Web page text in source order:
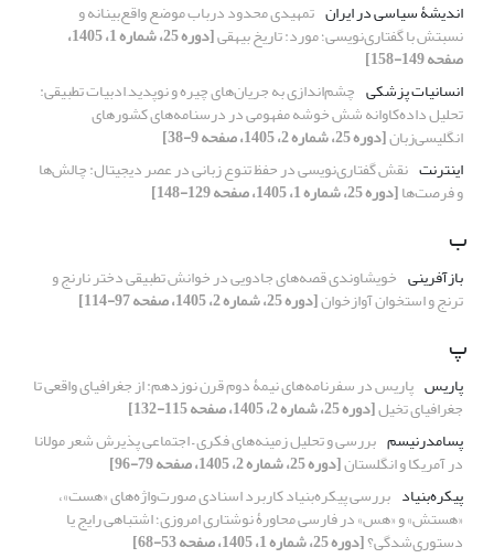
اندیشۀ سیاسی در ایران تمهیدی محدود درباب موضع واقع‌بینانه و
نسبتش با گفتاری‌نویسی؛ مورد: تاریخ بیهقی [دوره 25، شماره 1، 1405،
صفحه 149-158]
انسانیات پزشکی چشم‌اندازی به جریان‌های چیره و نوپدیدادبیات تطبیقی:
تحلیل داده‌کاوانه شش خوشه مفهومی در درسنامه‌های کشورهای
انگلیسی‌زبان[دوره 25، شماره 2، 1405، صفحه 9-38]
اینترنت نقش گفتاری‌نویسی در حفظ تنوع زبانی در عصر دیجیتال: چالش‌ها
و فرصت‌ها[دوره 25، شماره 1، 1405، صفحه 129-148]
ب
بازآفرینی خویشاوندی قصه‌های جادویی در خوانش تطبیقی دختر نارنج و
ترنج و استخوان آواز‌خوان[دوره 25، شماره 2، 1405، صفحه 97-114]
پ
پاریس پاریس در سفرنامه‌های نیمۀ دوم قرن نوزدهم: از جغرافیای واقعی تا
جغرافیای تخیل[دوره 25، شماره 2، 1405، صفحه 115-132]
پسامدرنیسم بررسی و تحلیل زمینه‌های فکری – اجتماعی پذیرش شعر مولانا
در آمریکا و انگلستان[دوره 25، شماره 2، 1405، صفحه 79-96]
پیکره‌بنیاد بررسی پیکره‌بنیاد کاربرد اسنادی صورت‌واژه‌های «هست»،
«هستش» و «هس» در فارسی محاورۀ نوشتاری امروزی؛ اشتباهی رایج یا
دستوری‌شدگی؟[دوره 25، شماره 1، 1405، صفحه 53-68]